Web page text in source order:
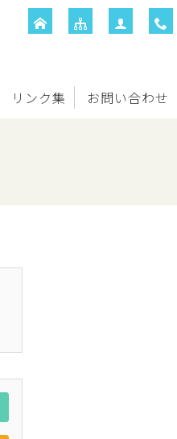
リンク集 お問い合わせ